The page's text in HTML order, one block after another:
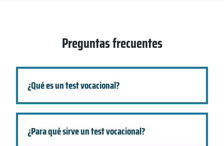
Preguntas frecuentes
¿Qué es un test vocacional?
¿Para qué sirve un test vocacional?